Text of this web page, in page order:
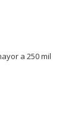
a 250 mil